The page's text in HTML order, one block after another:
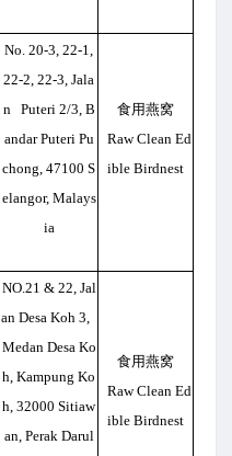
No. 20-3, 22-1,
22-2, 22-3, Jala
n Puteri 2/3, B
andar Puteri Pu
chong, 47100 S
elangor, Malays
ia
食用燕窝
Raw Clean Ed
ible Birdnest
NO.21 & 22, Jal
an Desa Koh 3,
Medan Desa Ko
h, Kampung Ko
h, 32000 Sitiaw
an, Perak Darul
食用燕窝
Raw Clean Ed
ible Birdnest